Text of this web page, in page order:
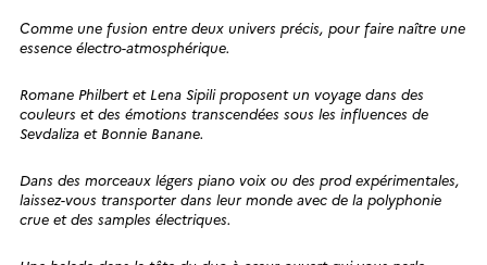
Comme une fusion entre deux univers précis, pour faire naître une
essence électro-atmosphérique.
Romane Philbert et Lena Sipili proposent un voyage dans des
couleurs et des émotions transcendées sous les influences de
Sevdaliza et Bonnie Banane.
Dans des morceaux légers piano voix ou des prod expérimentales,
laissez-vous transporter dans leur monde avec de la polyphonie
crue et des samples électriques.